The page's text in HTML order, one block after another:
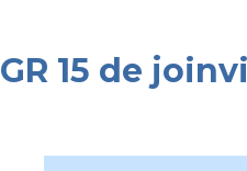
GR 15 de